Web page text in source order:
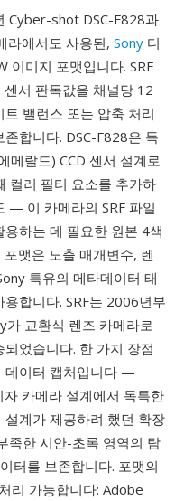
Cyber-shot DSC-F828과
라에서도 사용된, Sony 디
이미지 포맷입니다. SRF
센서 판독값을 채널당 12
밸런스 또는 압축 처리
합니다. DSC-F828은 독
메랄드) CCD 센서 설계로
컬러 필터 요소를 추가하
— 이 카메라의 SRF 파일
하는 데 필요한 원본 4색
맷은 노출 매개변수, 렌
특유의 메타데이터 태
합니다. SRF는 2006년부
가 교환식 렌즈 카메라로
었습니다. 한 가지 장점
데이터 캡처입니다 —
카메라 설계에서 독특한
설계가 제공하려 했던 확장
족한 시안-초록 영역의 탐
터를 보존합니다. 포맷의
리 가능합니다: Adobe